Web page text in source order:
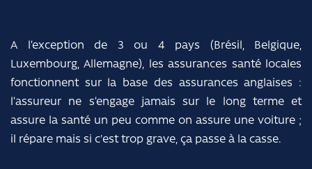
A l’exception de 3 ou 4 pays (Brésil, Belgique,
Luxembourg, Allemagne), les assurances santé locales
fonctionnent sur la base des assurances anglaises :
l’assureur ne s’engage jamais sur le long terme et
assure la santé un peu comme on assure une voiture ;
il répare mais si c'est trop grave, ça passe à la casse.